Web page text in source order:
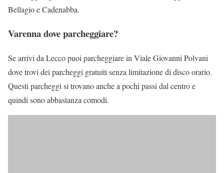
Bellagio e Cadenabba.
Varenna dove parcheggiare?
Se arrivi da Lecco puoi parcheggiare in Viale Giovanni Polvani
dove trovi dei parcheggi gratuiti senza limitazione di disco orario.
Questi parcheggi si trovano anche a pochi passi dal centro e
quindi sono abbastanza comodi.